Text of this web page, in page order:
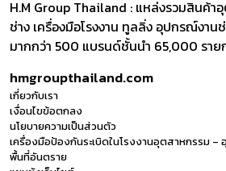
H.M Group Thailand : แหล่งรวมสินค้า
ช่าง เครื่องมือโรงงาน ทูลลิ่ง อุปกรณ์งาน
มากกว่า 500 แบรนด์ชั้นนำ 65,000 ราย
hmgroupthailand.com
เกี่ยวกับเรา
เงื่อนไขข้อตกลง
นโยบายความเป็นส่วนตัว
เครื่องมือป้องกันระเบิดในโรงงานอุตสาหกรรม
พื้นที่อันตราย